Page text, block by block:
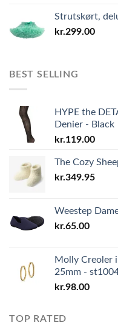
Strutskørt,
kr.299.00
BEST SELLING
HYPE the
Denier - Black
kr.119.00
The Cozy
kr.349.95
Weestep
kr.65.00
Molly Creoler
25mm -
kr.98.00
TOP RATED